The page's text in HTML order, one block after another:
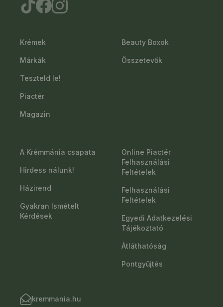
Krémek
Márkák
Teszteld le!
Piactér
Magazin
Beauty Boxok
Összetevők
A Krémmánia csapata
Hirdess nálunk!
Házirend
Gyakran Ismételt
Kérdések
Online Piactér
Felhasználási
Feltételek
Felhasználási
Feltételek
Egyedi Adatkezelési
Tájékoztató
Átláthatóság
Pontgyűjtés
kremmania.hu